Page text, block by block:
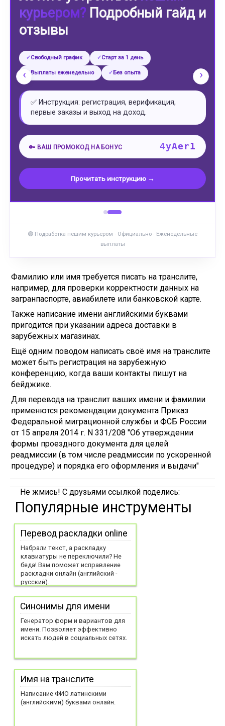
Святослав
Семён Сергей
Станислав
Степан
Султан
Эдуард
Эльдар Юрий Яков Ярослав
курьером? Подробный гайд и
отзывы
Свободный график Старт за 1 день
Выплаты еженедельно Без опыта
✅ Инструкция: регистрация, верификация,
первые заказы и выход на доход.
🔑 ВАШ ПРОМОКОД НА БОНУС 4yAer1
Прочитать инструкцию →
‹ ›
🟣 Подработка пешим курьером · Официально · Еженедельные
выплаты
Фамилию или имя требуется писать на транслите,
например, для проверки корректности данных на
загранпаспорте, авиабилете или банковской карте.
Также написание имени английскими буквами
пригодится при указании адреса доставки в
зарубежных магазинах.
Ещё одним поводом написать своё имя на транслите
может быть регистрация на зарубежную
конференцию, когда ваши контакты пишут на
бейджике.
Для перевода на транслит ваших имени и фамилии
применются рекомендации документа Приказ
Федеральной миграционной службы и ФСБ России
от 15 апреля 2014 г. N 331/208 "Об утверждении
формы проездного документа для целей
реадмиссии (в том числе реадмиссии по ускоренной
процедуре) и порядка его оформления и выдачи"
Не жмись! С друзьями ссылкой поделись:
Популярные инструменты
Перевод раскладки online
Набрали текст, а раскладку
клавиатуры не переключили? Не
беда! Вам поможет исправление
раскладки онлайн (английский -
русский).
Синонимы для имени
Генератор форм и вариантов для
имени. Позволяет эффективно
искать людей в социальных сетях.
Имя на транслите
Написание ФИО латинскими
(английскими) буквами онлайн.